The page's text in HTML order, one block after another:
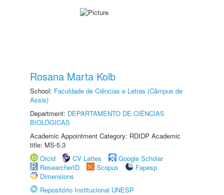
Rosana Marta Kolb
School: Faculdade de Ciências e Letras (Câmpus de
Assis)
Department: DEPARTAMENTO DE CIÊNCIAS
BIOLÓGICAS
Academic Appointment Category: RDIDP Academic
title: MS-5.3
Orcid
CV Lattes
Google Scholar
ResearcherID
Scopus
Fapesp
Dimensions
Repositório Institucional UNESP